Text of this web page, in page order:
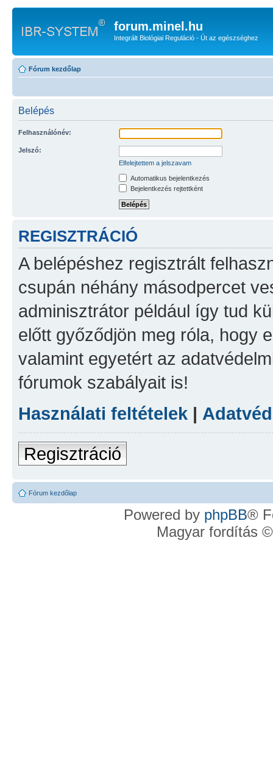
forum.minel.hu
Integrált Biológiai Reguláció - Út az egészséghez
Fórum kezdőlap
Belépés
Felhasználónév:
Jelszó:
Elfelejtettem a jelszavam
Automatikus bejelentkezés
Bejelentkezés rejtettként
REGISZTRÁCIÓ
A belépéshez regisztrált
csupán néhány másodpercet
adminisztrátor például így tud
előtt győződjön meg róla, hogy
valamint egyetért az
fórumok szabályait is!
Használati feltételek |
Regisztráció
Fórum kezdőlap
Powered by phpBB®
Magyar fordítás